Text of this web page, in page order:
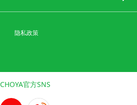
隐私政策
CHOYA官方SNS